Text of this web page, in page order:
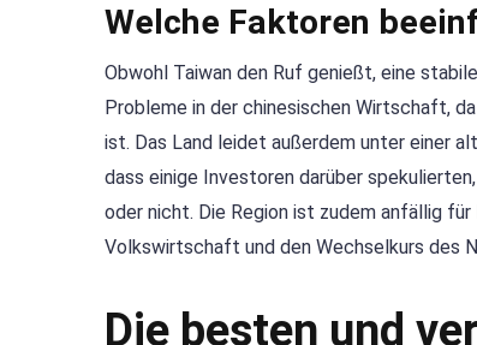
Welche Faktoren
Obwohl Taiwan den Ruf genießt, eine
Probleme in der chinesischen Wirtschaft,
ist. Das Land leidet außerdem unter einer
dass einige Investoren darüber
oder nicht. Die Region ist zudem anfällig
Volkswirtschaft und den Wechselkurs des
Die besten und